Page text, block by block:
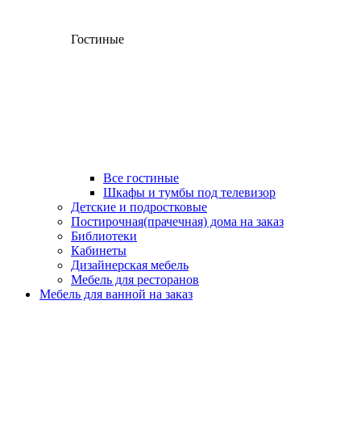
Гостиные
Все гостиные
Шкафы и тумбы под телевизор
Детские и подростковые
Постирочная(прачечная) дома на заказ
Библиотеки
Кабинеты
Дизайнерская мебель
Мебель для ресторанов
Мебель для ванной на заказ